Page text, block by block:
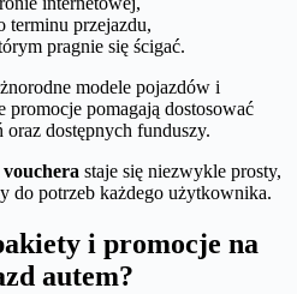
terminu przejazdu,
pragnie się ścigać.
modele pojazdów i
promocje pomagają dostosować
dostępnych funduszy.
staje się niezwykle prosty,
do potrzeb każdego użytkownika.
i promocje na
autem?